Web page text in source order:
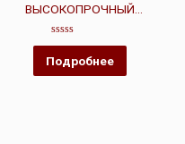
ВЫСОКОПРОЧНЫЙ
ГОСТ-11738
Оценка
из
5
Подробнее